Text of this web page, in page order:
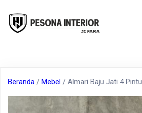
Beranda / Mebel / Almari Baju Jati 4 Pintu